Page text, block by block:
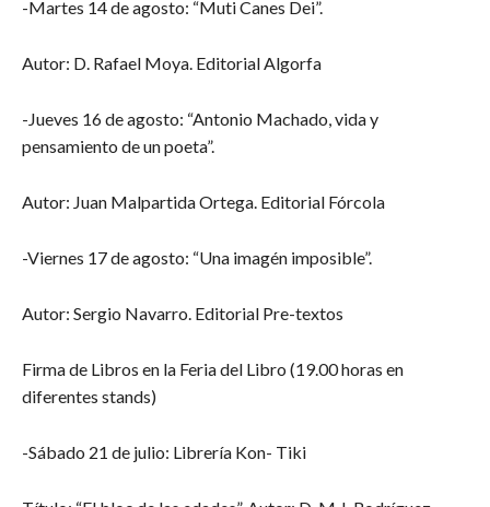
-Martes 14 de agosto: “Muti Canes Dei”.
Autor: D. Rafael Moya. Editorial Algorfa
-Jueves 16 de agosto: “Antonio Machado, vida y
pensamiento de un poeta”.
Autor: Juan Malpartida Ortega. Editorial Fórcola
-Viernes 17 de agosto: “Una imagén imposible”.
Autor: Sergio Navarro. Editorial Pre-textos
Firma de Libros en la Feria del Libro (19.00 horas en
diferentes stands)
-Sábado 21 de julio: Librería Kon- Tiki